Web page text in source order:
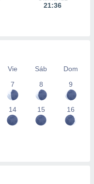
21:36
Vie Sáb
Dom
7
8 9
14 15 16